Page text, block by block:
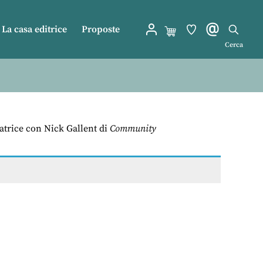
La casa editrice Proposte
Cerca
con Nick Gallent di Community